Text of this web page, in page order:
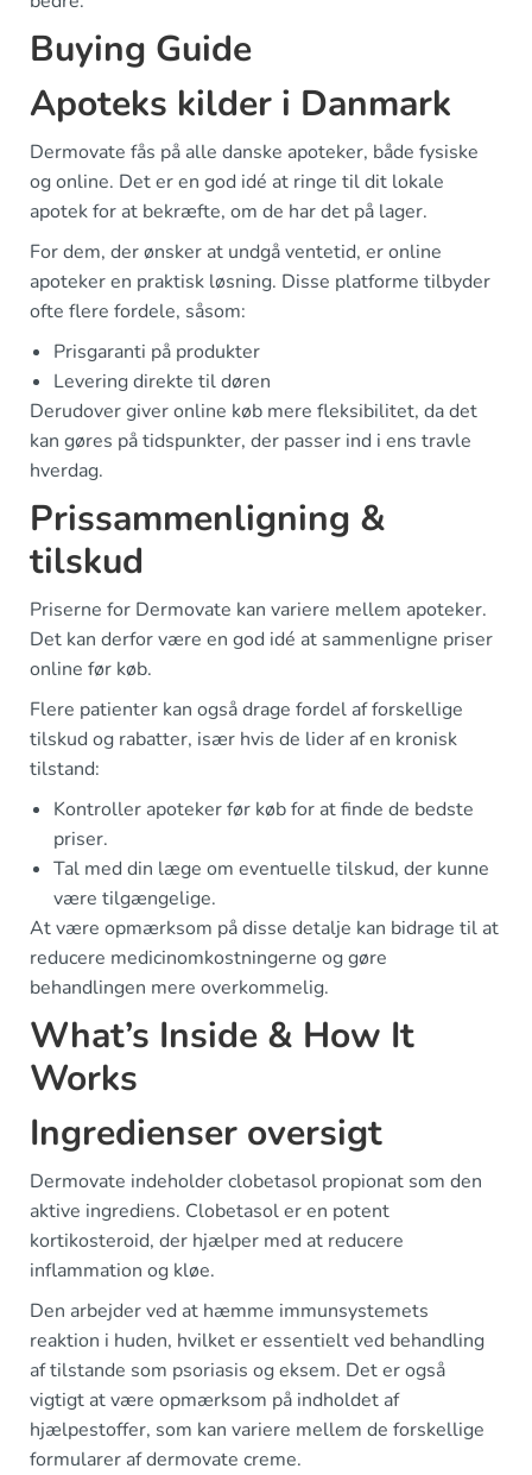
Buying Guide
Apoteks kilder i Danmark
Dermovate fås på alle danske apoteker, både fysiske
og online. Det er en god idé at ringe til dit lokale
apotek for at bekræfte, om de har det på lager.
For dem, der ønsker at undgå ventetid, er online
apoteker en praktisk løsning. Disse platforme tilbyder
ofte flere fordele, såsom:
Prisgaranti på produkter
Levering direkte til døren
Derudover giver online køb mere fleksibilitet, da det
kan gøres på tidspunkter, der passer ind i ens travle
hverdag.
Prissammenligning &
tilskud
Priserne for Dermovate kan variere mellem apoteker.
Det kan derfor være en god idé at sammenligne priser
online før køb.
Flere patienter kan også drage fordel af forskellige
tilskud og rabatter, især hvis de lider af en kronisk
tilstand:
Kontroller apoteker før køb for at finde de bedste
priser.
Tal med din læge om eventuelle tilskud, der kunne
være tilgængelige.
At være opmærksom på disse detalje kan bidrage til at
reducere medicinomkostningerne og gøre
behandlingen mere overkommelig.
What’s Inside & How It
Works
Ingredienser oversigt
Dermovate indeholder clobetasol propionat som den
aktive ingrediens. Clobetasol er en potent
kortikosteroid, der hjælper med at reducere
inflammation og kløe.
Den arbejder ved at hæmme immunsystemets
reaktion i huden, hvilket er essentielt ved behandling
af tilstande som psoriasis og eksem. Det er også
vigtigt at være opmærksom på indholdet af
hjælpestoffer, som kan variere mellem de forskellige
formularer af dermovate creme.